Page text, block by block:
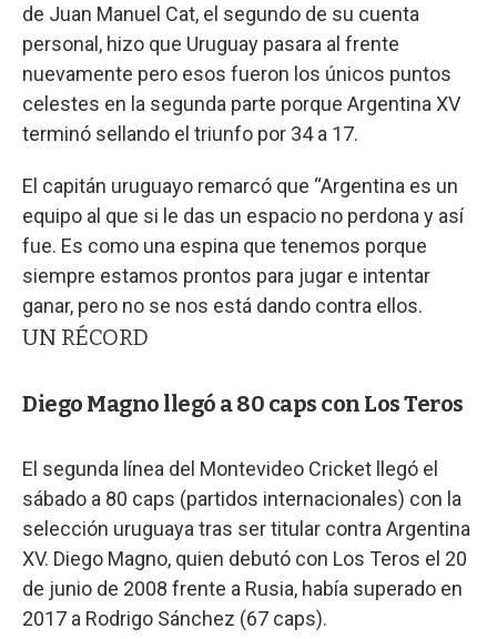
de Juan Manuel Cat, el segundo de su cuenta
personal, hizo que Uruguay pasara al frente
nuevamente pero esos fueron los únicos puntos
celestes en la segunda parte porque Argentina XV
terminó sellando el triunfo por 34 a 17.
El capitán uruguayo remarcó que “Argentina es un
equipo al que si le das un espacio no perdona y así
fue. Es como una espina que tenemos porque
siempre estamos prontos para jugar e intentar
ganar, pero no se nos está dando contra ellos.
UN RÉCORD
Diego Magno llegó a 80 caps con Los Teros
El segunda línea del Montevideo Cricket llegó el
sábado a 80 caps (partidos internacionales) con la
selección uruguaya tras ser titular contra Argentina
XV. Diego Magno, quien debutó con Los Teros el 20
de junio de 2008 frente a Rusia, había superado en
2017 a Rodrigo Sánchez (67 caps).